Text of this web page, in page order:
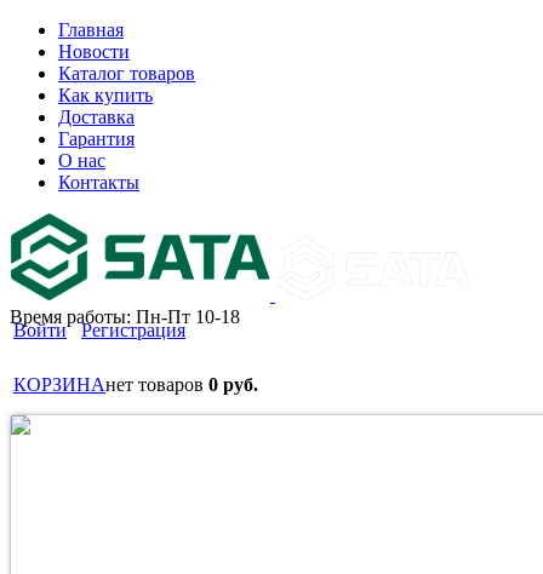
Главная
Новости
Каталог товаров
Как купить
Доставка
Гарантия
О нас
Контакты
Время работы: Пн-Пт 10-18
Войти Регистрация
КОРЗИНАнет товаров 0 руб.